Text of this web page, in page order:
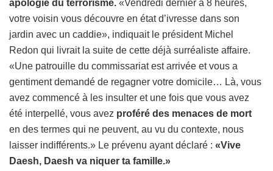
apologie du terrorisme. «Vendredi dernier à 8 heures,
votre voisin vous découvre en état d’ivresse dans son
jardin avec un caddie», indiquait le président Michel
Redon qui livrait la suite de cette déjà surréaliste affaire.
«Une patrouille du commissariat est arrivée et vous a
gentiment demandé de regagner votre domicile… Là, vous
avez commencé à les insulter et une fois que vous avez
été interpellé, vous avez proféré des menaces de mort
en des termes qui ne peuvent, au vu du contexte, nous
laisser indifférents.» Le prévenu ayant déclaré : «Vive
Daesh, Daesh va niquer ta famille.»